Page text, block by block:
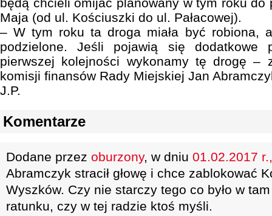
Maja (od ul. Kościuszki do ul. Pałacowej).
– W tym roku ta droga miała być robiona,
podzielone. Jeśli pojawią się dodatkowe
pierwszej kolejności wykonamy tę drogę –
komisji finansów Rady Miejskiej Jan
J.P.
Komentarze
Dodane przez oburzony, w dniu 01.02.2017
Abramczyk stracił głowę i chce zablokować
Wyszków. Czy nie starczy tego co było w
ratunku, czy w tej radzie ktoś myśli.